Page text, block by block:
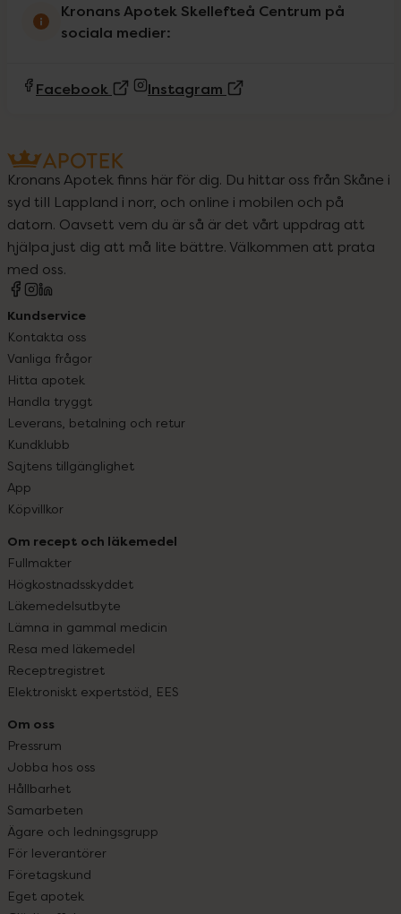
Kronans Apotek Skellefteå Centrum på
sociala medier:
Facebook (Extern sida)
Instagram
Kronans Apotek finns här för dig. Du hittar oss från Skåne i
syd till Lappland i norr, och online i mobilen och på
datorn. Oavsett vem du är så är det vårt uppdrag att
hjälpa just dig att må lite bättre. Välkommen att prata
med oss.
Kundservice
Kontakta oss
Vanliga frågor
Hitta apotek
Handla tryggt
Leverans, betalning och retur
Kundklubb
Sajtens tillgänglighet
App
Köpvillkor
Om recept och läkemedel
Fullmakter
Högkostnadsskyddet
Läkemedelsutbyte
Lämna in gammal medicin
Resa med läkemedel
Receptregistret
Elektroniskt expertstöd, EES
Om oss
Pressrum
Jobba hos oss
Hållbarhet
Samarbeten
Ägare och ledningsgrupp
För leverantörer
Företagskund
Eget apotek